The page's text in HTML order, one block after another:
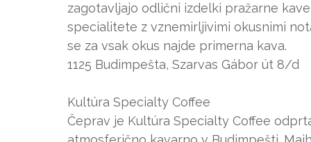
zagotavljajo odlični izdelki pražarne
specialitete z vznemirljivimi okusnimi
se za vsak okus najde primerna kava.
1125 Budimpešta, Szarvas Gábor út 8/d
Kultúra Specialty Coffee
Čeprav je Kultúra Specialty Coffee